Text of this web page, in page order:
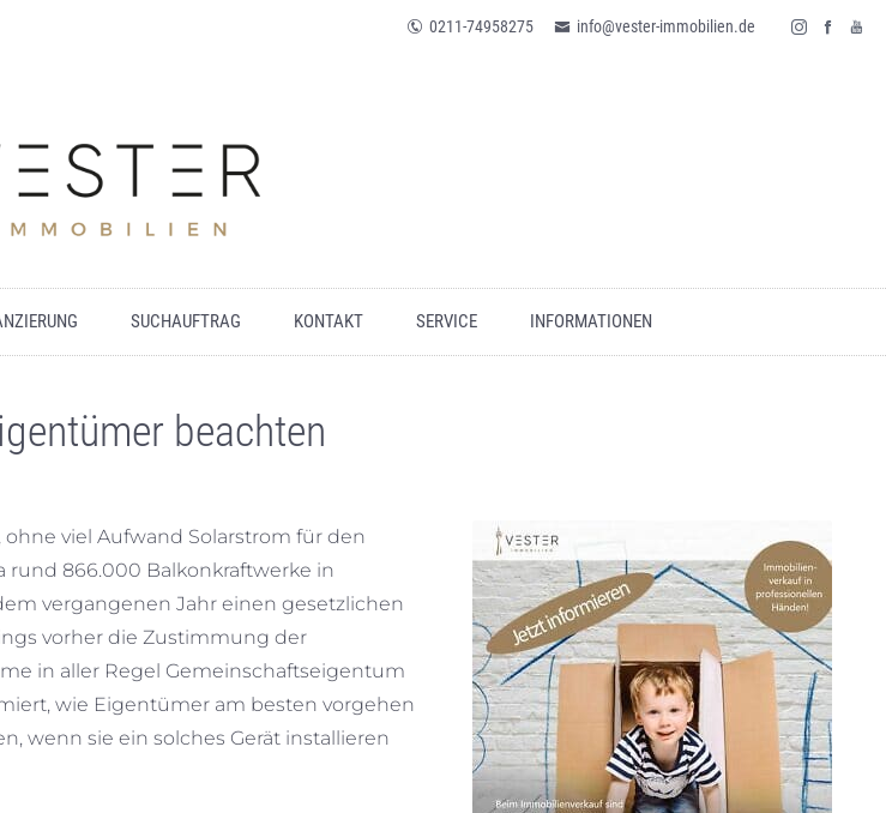
0211-74958275 info@vester-immobilien.de
SUCHAUFTRAG KONTAKT SERVICE INFORMATIONEN
beachten
viel Aufwand Solarstrom für den
rund 866.000 Balkonkraftwerke in
vergangenen Jahr einen gesetzlichen
vorher die Zustimmung der
in aller Regel Gemeinschaftseigentum
wie Eigentümer am besten vorgehen
wenn sie ein solches Gerät installieren